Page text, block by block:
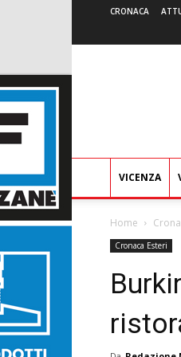
CRONACA
VICENZA
Home
Cronaca Esteri